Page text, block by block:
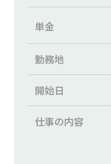
単金
勤務地
開始日
仕事の内容